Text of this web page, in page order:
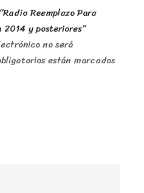
Reemplazo Para
y posteriores”
no será
están marcados